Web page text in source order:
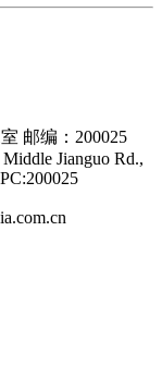
邮编：200025
Jianguo Rd.,